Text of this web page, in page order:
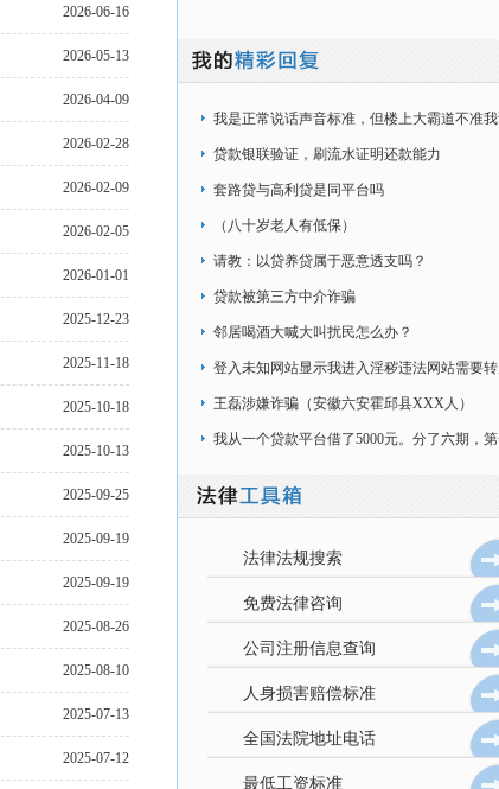
2026-06-16
2026-05-13
2026-04-09
2026-02-28
2026-02-09
2026-02-05
2026-01-01
2025-12-23
2025-11-18
2025-10-18
2025-10-13
2025-09-25
2025-09-19
2025-09-19
2025-08-26
2025-08-10
2025-07-13
2025-07-12
我是正常说话声音标准，但楼上大霸道不准
话，我只要一开口说
贷款银联验证，刷流水证明还款能力
套路贷与高利贷是同平台吗
（八十岁老人有低保）
请教：以贷养贷属于恶意透支吗？
贷款被第三方中介诈骗
邻居喝酒大喊大叫扰民怎么办？
登入未知网站显示我进入淫秽违法网站需要
到某支付宝账号是诈骗吗
王磊涉嫌诈骗（安徽六安霍邱县XXX人）
我从一个贷款平台借了5000元。分了六期，
法律法规搜索
免费法律咨询
公司注册信息查询
人身损害赔偿标准
全国法院地址电话
最低工资标准